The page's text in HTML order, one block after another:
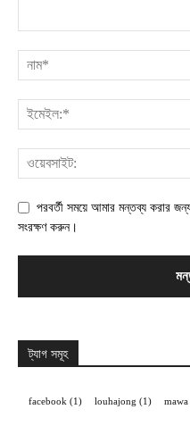
পরবর্তী সময়ে আমার মন্তব্য করার
সংরক্ষণ করুন।
ট্যাগ সমূহ
facebook (1) louhajong (1)